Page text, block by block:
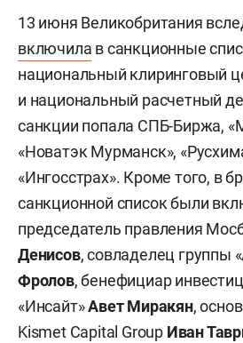
13 июня Великобритания
включила в санкционные
национальный клиринговый
и национальный расчетный
санкции попала СПБ-Биржа,
«Новатэк Мурманск»,
«Ингосстрах». Кроме того, в
санкционной список были
председатель правления
Денисов, совладелец группы
Фролов, бенефициар
«Инсайт»Авет Миракян,
Kismet Capital Group Иван